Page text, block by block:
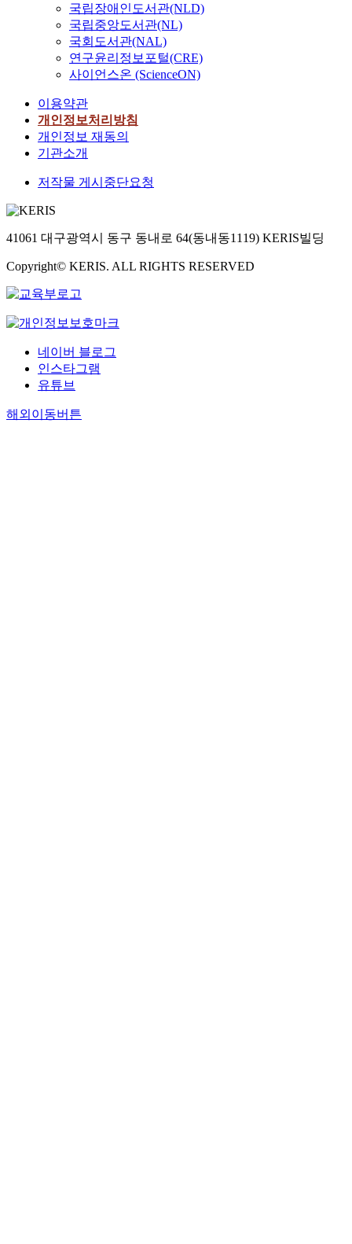
국립장애인도서관(NLD)
국립중앙도서관(NL)
국회도서관(NAL)
연구윤리정보포털(CRE)
사이언스온 (ScienceON)
이용약관
개인정보처리방침
개인정보 재동의
기관소개
저작물 게시중단요청
41061 대구광역시 동구 동내로 64(동내동1119) KERIS빌딩
Copyright© KERIS. ALL RIGHTS RESERVED
네이버 블로그
인스타그램
유튜브
해외이동버튼